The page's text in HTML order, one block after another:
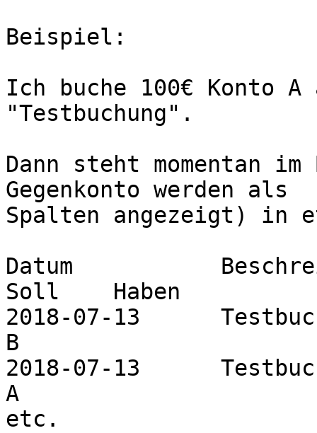
Beispiel:
Ich buche 100€ Konto
"Testbuchung".
Dann steht momentan
Gegenkonto werden als
Spalten angezeigt) in
Datum		Beschreibung	Konto	Gegenkonto
Soll	Haben
2018-07-13	Testbuchung		A
B			100.00
2018-07-13	Testbuchung		B
A					100.00
etc.